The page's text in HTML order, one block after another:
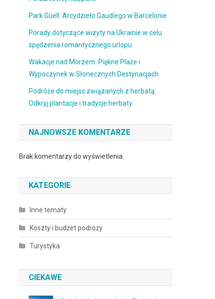
Park Güell: Arcydzieło Gaudíego w Barcelonie
Porady dotyczące wizyty na Ukrainie w celu
spędzenia romantycznego urlopu
Wakacje nad Morzem: Piękne Plaże i
Wypoczynek w Słonecznych Destynacjach
Podróże do miejsc związanych z herbatą:
Odkryj plantacje i tradycje herbaty
NAJNOWSZE KOMENTARZE
Brak komentarzy do wyświetlenia.
KATEGORIE
Inne tematy
Koszty i budżet podróży
Turystyka
CIEKAWE